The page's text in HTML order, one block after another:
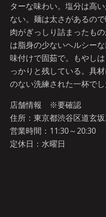
ターな味わい。塩分は高
ない。麺は太さがあるの
肉がぎっしり詰まったも
は脂身の少ないヘルシー
味付けで固茹で。もやし
っかりと残している。具
のない洗練された一杯でし
店舗情報 ※要確認
住所：東京都渋谷区道玄坂
営業時間：11:30～20:30
定休日：水曜日